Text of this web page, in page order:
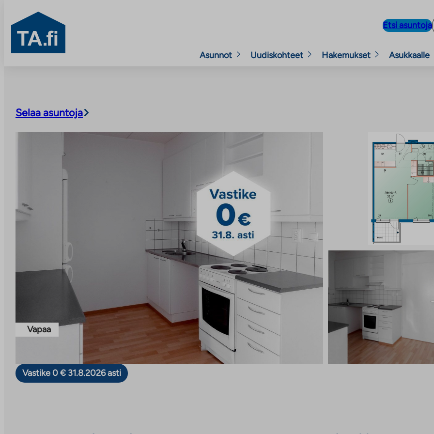
TA.fi
Etsi asuntoja
Asunnot Uudiskohteet Hakemukset Asukkaalle
Selaa asuntoja
Vapaa
Vastike 0 € 31.8.2026 asti